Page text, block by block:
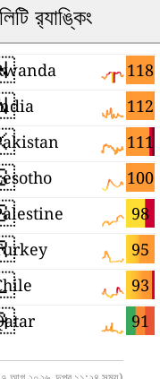
র‍্যাঙ্কিং
118
112
111
100
98
95
93
91